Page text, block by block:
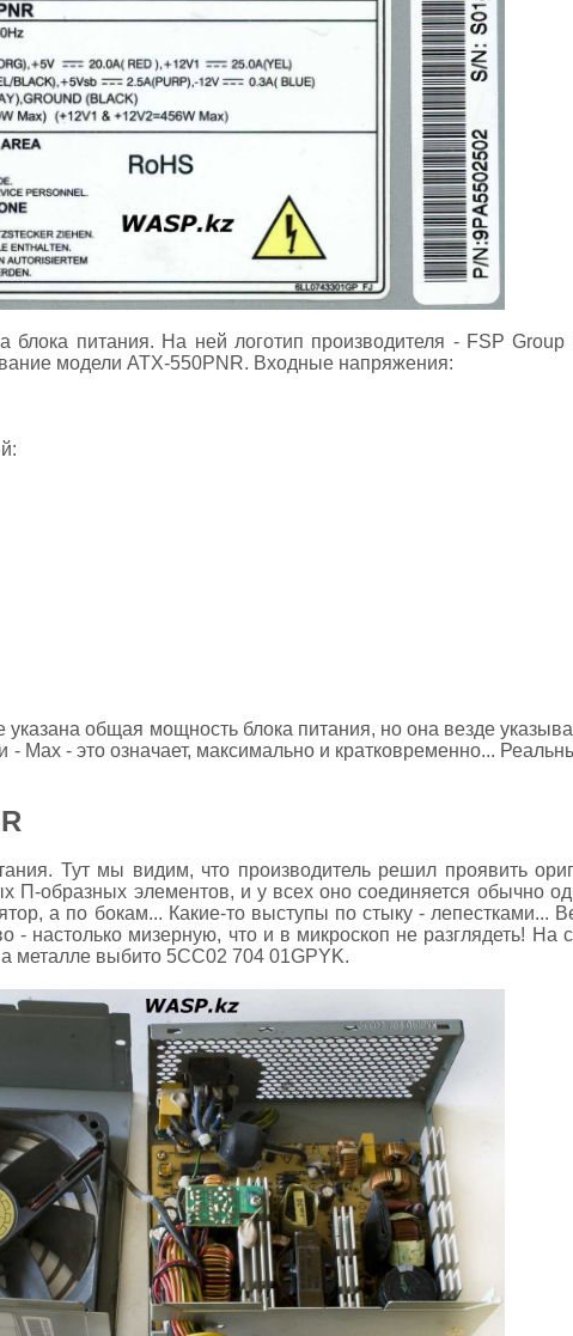
блока питания. На ней логотип производителя - FSP Group
модели ATX-550PNR. Входные напряжения:
указана общая мощность блока питания, но она везде
- Max - это означает, максимально и кратковременно...
Тут мы видим, что производитель решил проявить
П-образных элементов, и у всех оно соединяется обычно
а по бокам... Какие-то выступы по стыку - лепестками...
- настолько мизерную, что и в микроскоп не разглядеть! На
металле выбито 5CC02 704 01GPYK.